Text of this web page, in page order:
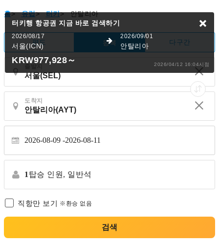
홈> 유럽> 터키> 안탈리아
편도 왕복 다구간
도착지
2026-08-09 2026-08-11
1 탑승 인원, 일반석
직항만 보기 ※환승 없음
검색
터키행 항공권 지금 바로 검색하기
2026/08/17
서울(ICN)
2026/09/01
안탈리아
KRW977,928～ 2026/04/12 16:04시점